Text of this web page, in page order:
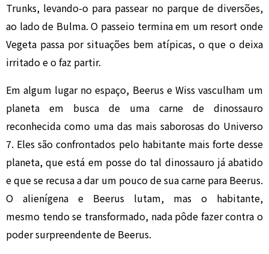
Trunks, levando-o para passear no parque de diversões,
ao lado de Bulma. O passeio termina em um resort onde
Vegeta passa por situações bem atípicas, o que o deixa
irritado e o faz partir.
Em algum lugar no espaço, Beerus e Wiss vasculham um
planeta em busca de uma carne de dinossauro
reconhecida como uma das mais saborosas do Universo
7. Eles são confrontados pelo habitante mais forte desse
planeta, que está em posse do tal dinossauro já abatido
e que se recusa a dar um pouco de sua carne para Beerus.
O alienígena e Beerus lutam, mas o habitante,
mesmo tendo se transformado, nada pôde fazer contra o
poder surpreendente de Beerus.